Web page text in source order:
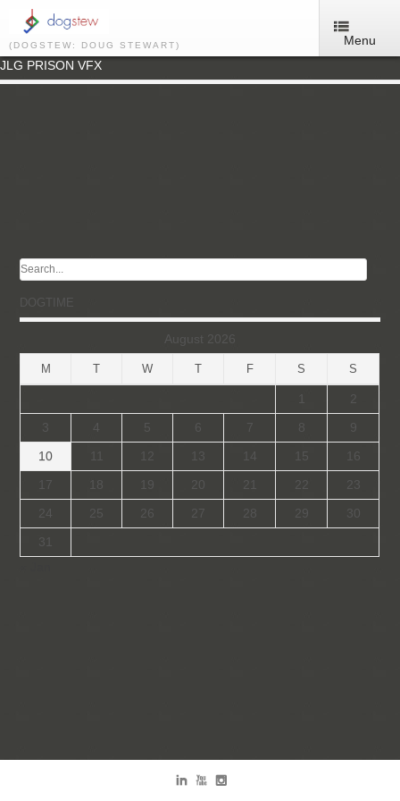
(DOGSTEW: DOUG STEWART)
Menu
JLG PRISON VFX
DOGTIME
August 2026
M T W T F S S
1
2
3
4 5 6 7 8
9
10
11 12 13 14 15
16
17
18 19 20 21 22
23
24
25 26 27 28 29
30
31